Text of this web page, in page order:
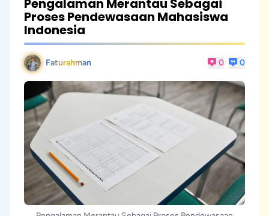
Pengalaman Merantau Sebagai
Proses Pendewasaan Mahasiswa
Indonesia
Faturahman 0 0